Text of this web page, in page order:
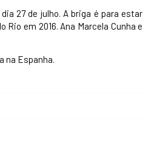
27 de julho. A briga é para estar
em 2016. Ana Marcela Cunha e
na Espanha.